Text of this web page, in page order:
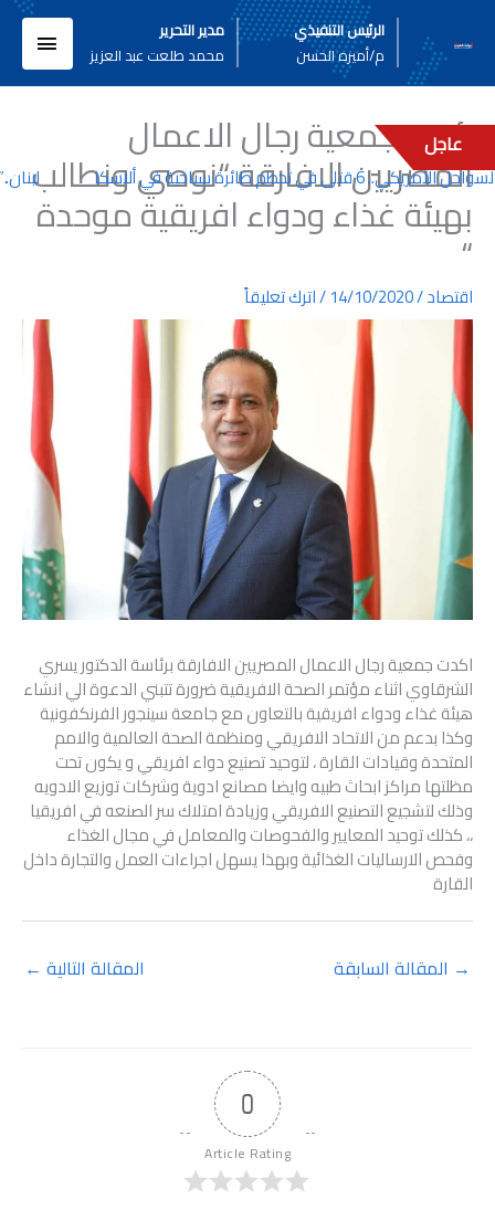
المحتوى
الرئيس التنفيذي
م/أميره الحسن
مدير التحرير
محمد طلعت عبد العزيز
عاجل
6 قتلى في تحطم طائرة سياحية في ألاسكا
رئيس جمعية رجال الاعمال
المصريين الافارقة “نوصي ونطالب
بهيئة غذاء ودواء افريقية موحدة
“
اقتصاد/
14/10/2020
/اترك تعليقاً
اكدت جمعية رجال الاعمال المصريين الافارقة برئاسة الدكتور يسري
الشرقاوي اثناء مؤتمر الصحة الافريقية ضرورة تتبني الدعوة الي انشاء
هيئة غذاء ودواء افريقية بالتعاون مع جامعة سينجور الفرنكفونية
وكذا بدعم من الاتحاد الافريقي ومنظمة الصحة العالمية والامم
المتحدة وقيادات القارة ، لتوحيد تصنيع دواء افريقي و يكون تحت
مظلتها مراكز ابحاث طبيه وايضا مصانع ادوية وشركات توزيع الادويه
وذلك لتشجيع التصنيع الافريقي وزيادة امتلاك سر الصنعه في افريقيا
،، كذلك توحيد المعايير والفحوصات والمعامل في مجال الغذاء
وفحص الارساليات الغذائية وبهذا يسهل اجراءات العمل والتجارة داخل
القارة
→ المقالة السابقة المقالة التالية ←
0
Article Rating